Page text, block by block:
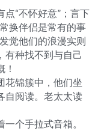
“不怀好意”；言下
换伴侣是常有的事
觉他们的浪漫实则
有种找不到与自己
花锦簇中，他们坐
自阅读。老太太读
个手拉式音箱。